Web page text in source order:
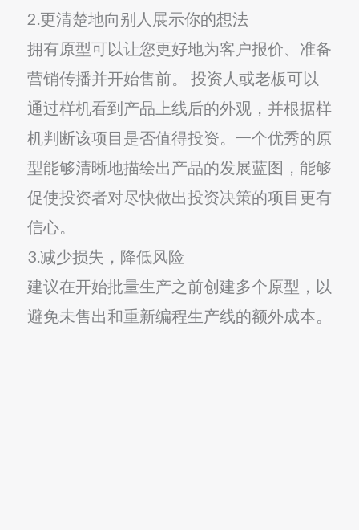
2.更清楚地向别人展示你的想法
拥有原型可以让您更好地为客户报价、准备
营销传播并开始售前。 投资人或老板可以
通过样机看到产品上线后的外观，并根据样
机判断该项目是否值得投资。一个优秀的原
型能够清晰地描绘出产品的发展蓝图，能够
促使投资者对尽快做出投资决策的项目更有
信心。
3.减少损失，降低风险
建议在开始批量生产之前创建多个原型，以
避免未售出和重新编程生产线的额外成本。